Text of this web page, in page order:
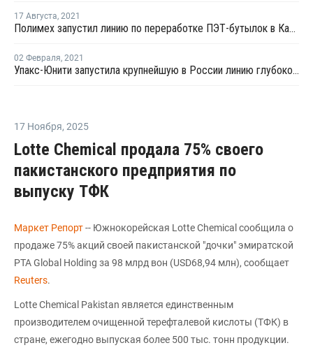
17 Августа, 2021
Полимех запустил линию по переработке ПЭТ-бутылок в Казахстане
02 Февраля, 2021
Упакс-Юнити запустила крупнейшую в России линию глубокой переработки ПЭТ
17 Ноября, 2025
Lotte Chemical продала 75% своего
пакистанского предприятия по
выпуску ТФК
Маркет Репорт-- Южнокорейская Lotte Chemical сообщила о
продаже 75% акций своей пакистанской "дочки" эмиратской
PTA Global Holding за 98 млрд вон (USD68,94 млн), сообщает
Reuters.
Lotte Chemical Pakistan является единственным
производителем очищенной терефталевой кислоты (ТФК) в
стране, ежегодно выпуская более 500 тыс. тонн продукции.